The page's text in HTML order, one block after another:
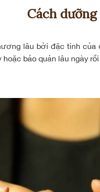
Cách
lâu bởi đặc tính của
bảo quản lâu ngày